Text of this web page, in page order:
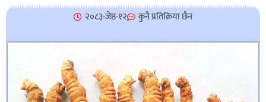
n
२०८३-जेष्ठ-१२ कुनै प्रतिक्रिया छैन